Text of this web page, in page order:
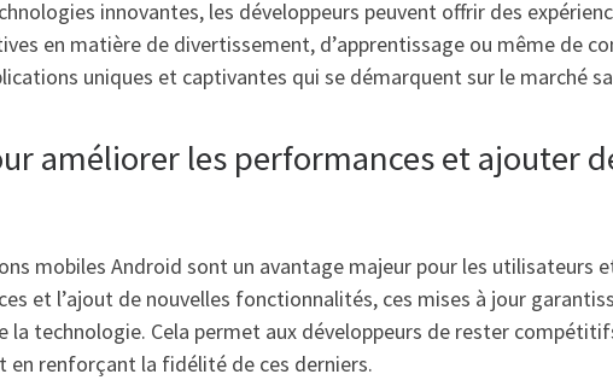
innovantes, les développeurs peuvent offrir des
en matière de divertissement, d’apprentissage ou même de
uniques et captivantes qui se démarquent sur le marché
améliorer les performances et ajouter
mobiles Android sont un avantage majeur pour les utilisateurs
et l’ajout de nouvelles fonctionnalités, ces mises à jour
technologie. Cela permet aux développeurs de rester
renforçant la fidélité de ces derniers.